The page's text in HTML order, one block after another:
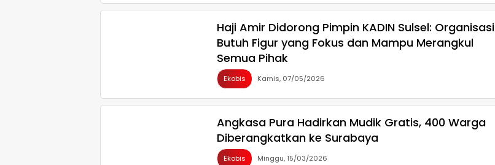
Haji Amir Didorong Pimpin KADIN Sulsel: Organisasi
Butuh Figur yang Fokus dan Mampu Merangkul
Semua Pihak
Ekobis Kamis, 07/05/2026
Angkasa Pura Hadirkan Mudik Gratis, 400 Warga
Diberangkatkan ke Surabaya
Ekobis Minggu, 15/03/2026